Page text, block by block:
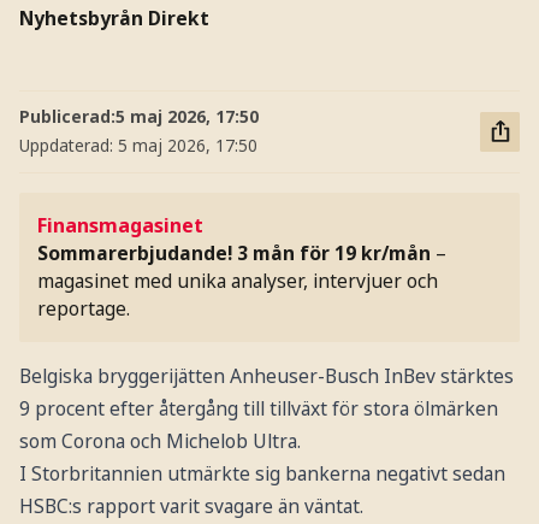
Nyhetsbyrån Direkt
Publicerad:5 maj 2026, 17:50
Uppdaterad: 5 maj 2026, 17:50
Finansmagasinet
Sommarerbjudande! 3 mån för 19 kr/mån –
magasinet med unika analyser, intervjuer och
reportage.
Belgiska bryggerijätten Anheuser-Busch InBev stärktes
9 procent efter återgång till tillväxt för stora ölmärken
som Corona och Michelob Ultra.
I Storbritannien utmärkte sig bankerna negativt sedan
HSBC:s rapport varit svagare än väntat.